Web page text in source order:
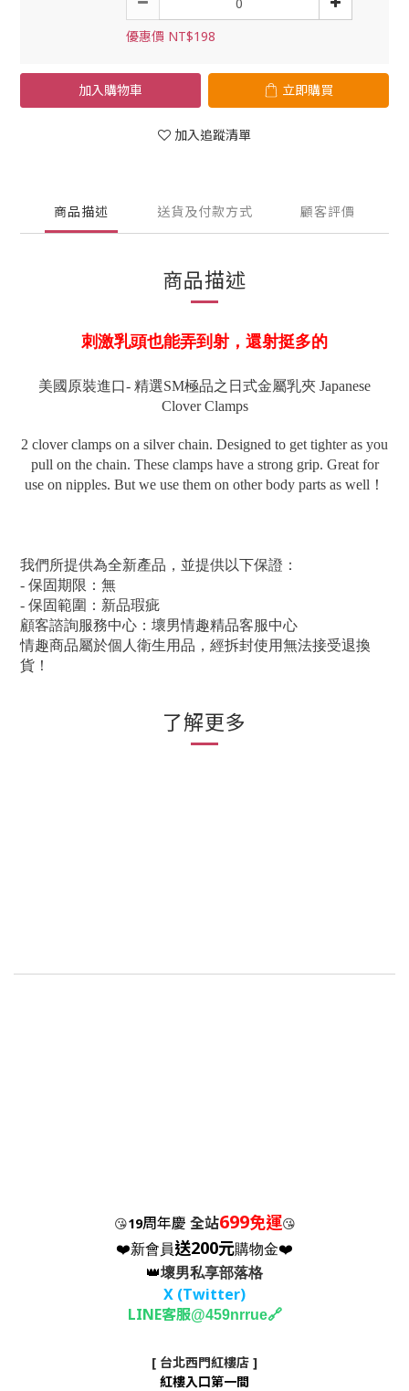
優惠價 NT$198
加入購物車 立即購買
加入追蹤清單
商品描述 送貨及付款方式 顧客評價
商品描述
刺激乳頭也能弄到射，還射挺多的
美國原裝進口- 精選SM極品之日式金屬乳夾 Japanese
Clover Clamps
2 clover clamps on a silver chain. Designed to get tighter as you
pull on the chain. These clamps have a strong grip. Great for
use on nipples. But we use them on other body parts as well！
我們所提供為全新產品，並提供以下保證：
- 保固期限：無
- 保固範圍：新品瑕疵
顧客諮詢服務中心：壞男情趣精品客服中心
情趣商品屬於個人衛生用品，經拆封使用無法接受退換
貨！
了解更多
😘19周年慶 全站699免運😘
❤️新會員送200元購物金❤️
👑壞男私享部落格
X (Twitter)
LINE客服@459nrrue🔗
[ 台北西門紅樓店 ]
紅樓入口第一間